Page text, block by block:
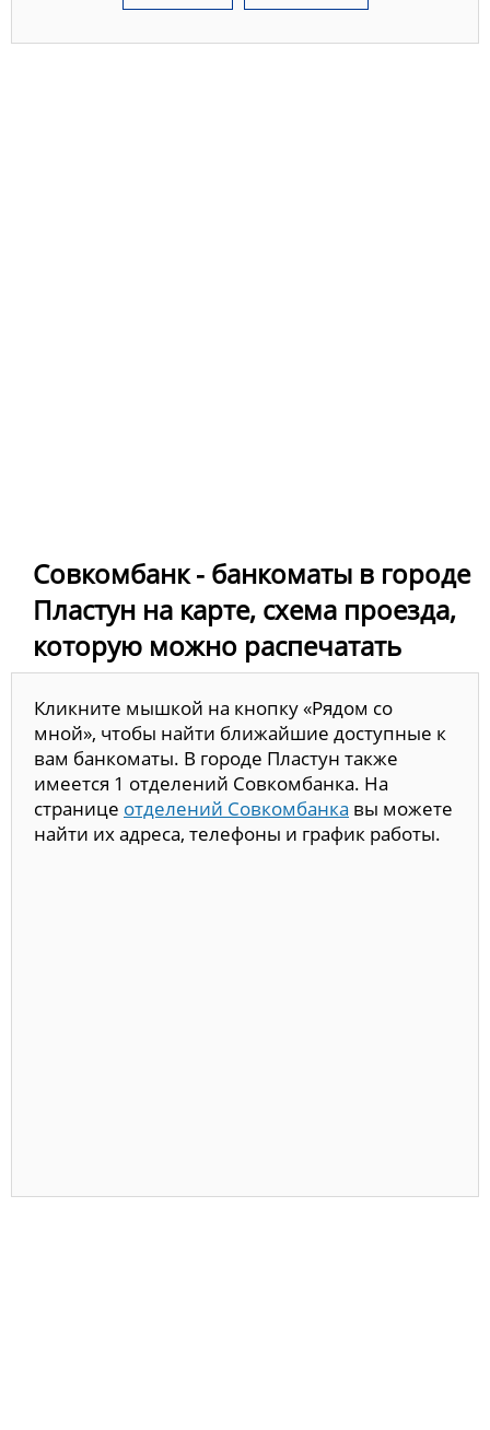
Совкомбанк - банкоматы в городе
Пластун на карте, схема проезда,
которую можно распечатать
Кликните мышкой на кнопку «Рядом со
мной», чтобы найти ближайшие доступные к
вам банкоматы. В городе Пластун также
имеется 1 отделений Совкомбанка. На
странице отделений Совкомбанка вы можете
найти их адреса, телефоны и график работы.